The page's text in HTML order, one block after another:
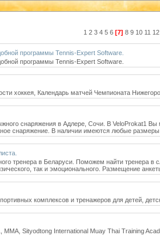
1 2 3 4 5 6 [7] 8 9 10 11 12
программы Tennis-Expert Software.
программы Tennis-Expert Software.
хоккея, Календарь матчей Чемпионата
снаряжения в Адлере, Сочи. В VeloProkat1
снаряжение. В наличии имеются любые
тренера в Беларуси. Поможем найти тренера
так и эмоционального. Размещение
комплексов и тренажеров для детей,
ММА, Sityodtong International Muay Thai Training